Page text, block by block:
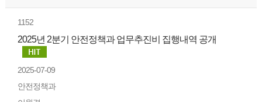
1152
2025년 2분기 안전정책과 업무추진비 집행내역 공개
2025-07-09
안전정책과